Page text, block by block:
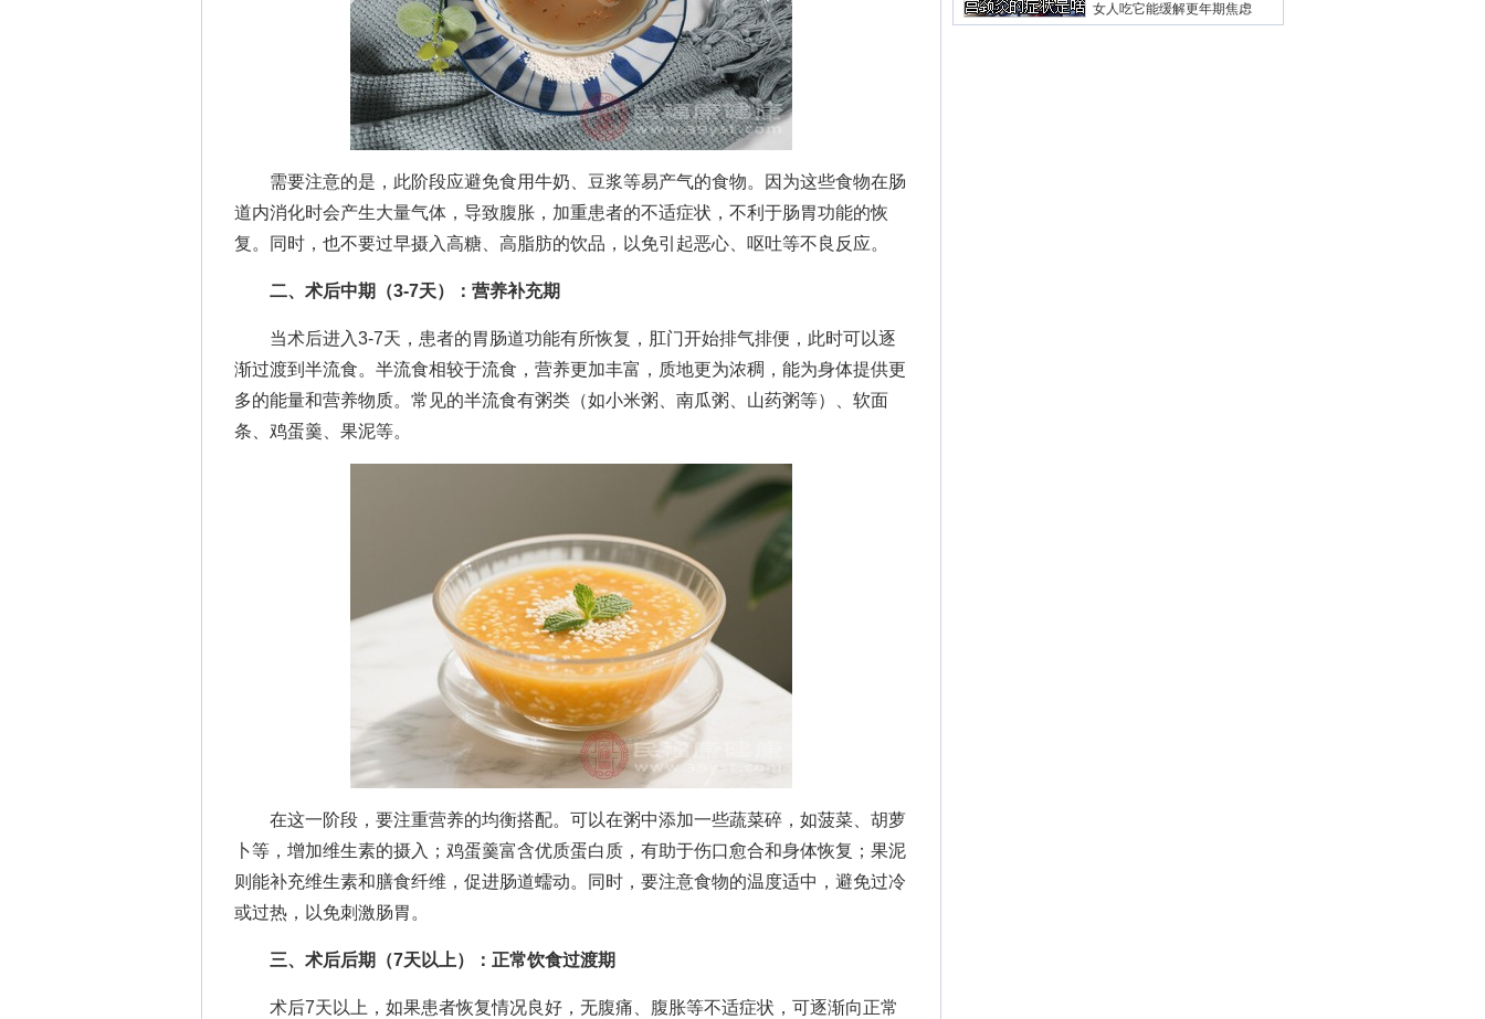
需要注意的是，此阶段应避免食用牛奶、豆浆等易产气的食物。因为这些食物在肠
道内消化时会产生大量气体，导致腹胀，加重患者的不适症状，不利于肠胃功能的恢
复。同时，也不要过早摄入高糖、高脂肪的饮品，以免引起恶心、呕吐等不良反应。
二、术后中期（3-7天）：营养补充期
当术后进入3-7天，患者的胃肠道功能有所恢复，肛门开始排气排便，此时可以逐
渐过渡到半流食。半流食相较于流食，营养更加丰富，质地更为浓稠，能为身体提供更
多的能量和营养物质。常见的半流食有粥类（如小米粥、南瓜粥、山药粥等）、软面
条、鸡蛋羹、果泥等。
在这一阶段，要注重营养的均衡搭配。可以在粥中添加一些蔬菜碎，如菠菜、胡萝
卜等，增加维生素的摄入；鸡蛋羹富含优质蛋白质，有助于伤口愈合和身体恢复；果泥
则能补充维生素和膳食纤维，促进肠道蠕动。同时，要注意食物的温度适中，避免过冷
或过热，以免刺激肠胃。
三、术后后期（7天以上）：正常饮食过渡期
术后7天以上，如果患者恢复情况良好，无腹痛、腹胀等不适症状，可逐渐向正常
女人吃它能缓解更年期焦虑